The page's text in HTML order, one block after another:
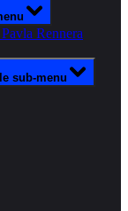
Rennera
sub-menu